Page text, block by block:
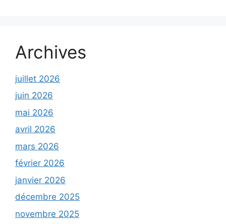
Archives
juillet 2026
juin 2026
mai 2026
avril 2026
mars 2026
février 2026
janvier 2026
décembre 2025
novembre 2025